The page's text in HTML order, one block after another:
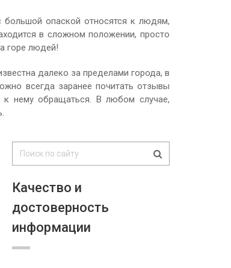
большой опаской относятся к людям,
в сложном положении, просто
горе людей!
далеко за пределами города, в
всегда заранее почитать отзывы
к нему обращаться. В любом случае,
Качество и
достоверность
информации